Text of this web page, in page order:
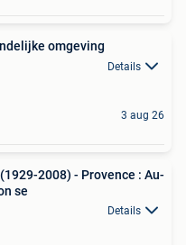
omgeving
Details
3 aug 26
2008) - Provence : Au-
se
Details